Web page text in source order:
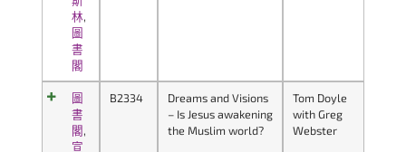
林,
圖
書
閣
圖
書
閣,
宣
B2334
Dreams and Visions
– Is Jesus awakening
the Muslim world?
Tom Doyle
with Greg
Webster